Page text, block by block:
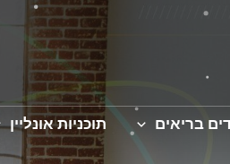
בריאים תוכניות אונליין